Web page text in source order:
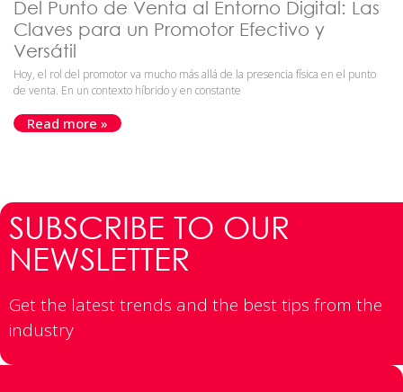
Del Punto de Venta al Entorno Digital: Las
Claves para un Promotor Efectivo y
Versátil
Hoy, el rol del promotor va mucho más allá de la presencia física en el punto
de venta. En un contexto híbrido y en constante
Read more »
SUBSCRIBE TO OUR
NEWSLETTER
Get the latest trends and the best tips from the
industry